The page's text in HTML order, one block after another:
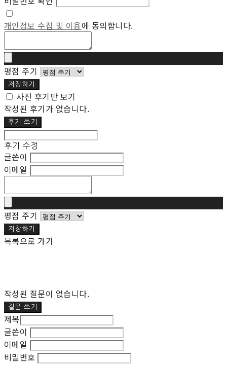
개인정보 수집 및 이용에 동의합니다.
평점 주기
저장하기
사진 후기만 보기
작성된 후기가 없습니다.
후기 쓰기
후기 수정
글쓴이
이메일
평점 주기
저장하기
목록으로 가기
작성된 질문이 없습니다.
질문 쓰기
제목
글쓴이
이메일
비밀번호